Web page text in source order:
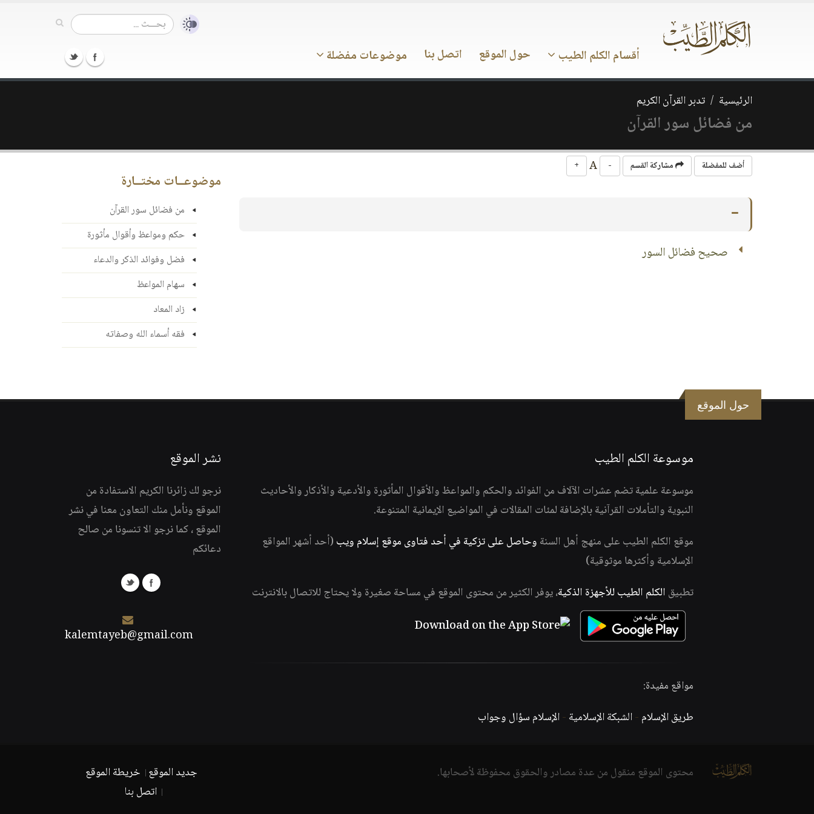
أقسام الكلم الطيب حول الموقع اتصل بنا موضوعات مفضلة
الرئيسية تدبر القرآن الكريم
من فضائل سور القرآن
أضف للمفضلة مشاركة القسم -
+
صحيح فضائل السور
موضوعــات مختــارة
من فضائل سور القرآن
حكم ومواعظ وأقوال مأثورة
فضل وفوائد الذكر والدعاء
سهام المواعظ
زاد المعاد
فقه أسماء الله وصفاته
حول الموقع
موسوعة الكلم الطيب
موسوعة علمية تضم عشرات الآلاف من الفوائد والحكم والمواعظ والأقوال المأثورة والأدعية والأذكار والأحاديث
النبوية والتأملات القرآنية بالإضافة لمئات المقالات في المواضيع الإيمانية المتنوعة.
موقع الكلم الطيب على منهج أهل السنة وحاصل على تزكية في أحد فتاوى موقع إسلام ويب (أحد أشهر المواقع
الإسلامية وأكثرها موثوقية)
تطبيق الكلم الطيب للأجهزة الذكية، يوفر الكثير من محتوى الموقع في مساحة صغيرة ولا يحتاج للاتصال بالانترنت
مواقع مفيدة:
طريق الإسلام -الشبكة الإسلامية -الإسلام سؤال وجواب
نشر الموقع
نرجو لك زائرنا الكريم الاستفادة من
الموقع ونأمل منك التعاون معنا في نشر
الموقع ، كما نرجو الا تنسونا من صالح
دعائكم
kalemtayeb@gmail.com
محتوى الموقع منقول من عدة مصادر والحقوق محفوظة لأصحابها. جديد الموقع خريطة الموقع
اتصل بنا